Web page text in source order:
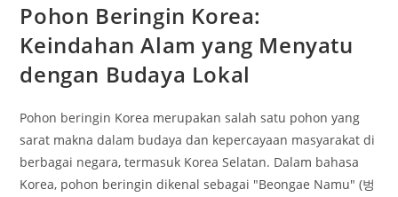
Pohon Beringin Korea:
Keindahan Alam yang Menyatu
dengan Budaya Lokal
Pohon beringin Korea merupakan salah satu pohon yang
sarat makna dalam budaya dan kepercayaan masyarakat di
berbagai negara, termasuk Korea Selatan. Dalam bahasa
Korea, pohon beringin dikenal sebagai "Beongae Namu" (벙